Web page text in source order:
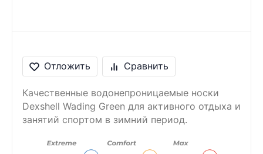
Отложить Сравнить
Качественные водонепроницаемые носки
Dexshell Wading Green для активного отдыха и
занятий спортом в зимний период.